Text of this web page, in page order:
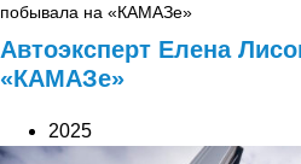
побывала на «КАМАЗе»
Автоэксперт Елена
«КАМАЗе»
2025